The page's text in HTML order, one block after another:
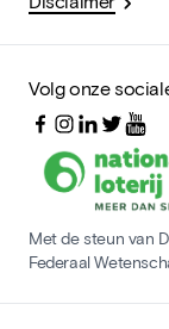
Volg onze
Met de steun van
Federaal